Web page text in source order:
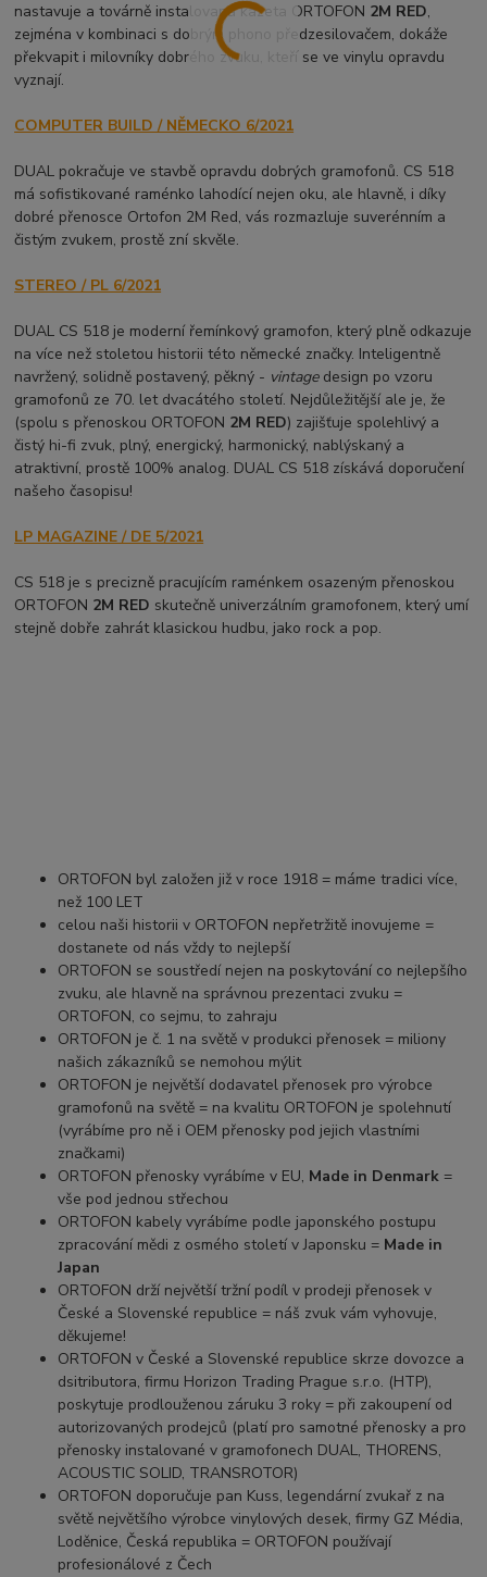
nastavuje a továrně instalovaná kazeta ORTOFON 2M RED,
zejména v kombinaci s dobrým phono předzesilovačem, dokáže
překvapit i milovníky dobrého zvuku, kteří se ve vinylu opravdu
vyznají.
COMPUTER BUILD / NĚMECKO 6/2021
DUAL pokračuje ve stavbě opravdu dobrých gramofonů. CS 518
má sofistikované raménko lahodící nejen oku, ale hlavně, i díky
dobré přenosce Ortofon 2M Red, vás rozmazluje suverénním a
čistým zvukem, prostě zní skvěle.
STEREO / PL 6/2021
DUAL CS 518 je moderní řemínkový gramofon, který plně odkazuje
na více než stoletou historii této německé značky. Inteligentně
navržený, solidně postavený, pěkný - vintagedesign po vzoru
gramofonů ze 70. let dvacátého století. Nejdůležitější ale je, že
(spolu s přenoskou ORTOFON 2M RED) zajišťuje spolehlivý a
čistý hi-fi zvuk, plný, energický, harmonický, nablýskaný a
atraktivní, prostě 100% analog. DUAL CS 518 získává doporučení
našeho časopisu!
LP MAGAZINE / DE 5/2021
CS 518 je s precizně pracujícím raménkem osazeným přenoskou
ORTOFON 2M RED skutečně univerzálním gramofonem, který umí
stejně dobře zahrát klasickou hudbu, jako rock a pop.
ORTOFON byl založen již v roce 1918 = máme tradici více,
než 100 LET
celou naši historii v ORTOFON nepřetržitě inovujeme =
dostanete od nás vždy to nejlepší
ORTOFON se soustředí nejen na poskytování co nejlepšího
zvuku, ale hlavně na správnou prezentaci zvuku =
ORTOFON, co sejmu, to zahraju
ORTOFON je č. 1 na světě v produkci přenosek = miliony
našich zákazníků se nemohou mýlit
ORTOFON je největší dodavatel přenosek pro výrobce
gramofonů na světě = na kvalitu ORTOFON je spolehnutí
(vyrábíme pro ně i OEM přenosky pod jejich vlastními
značkami)
ORTOFON přenosky vyrábíme v EU, Made in Denmark =
vše pod jednou střechou
ORTOFON kabely vyrábíme podle japonského postupu
zpracování mědi z osmého století v Japonsku = Made in
Japan
ORTOFON drží největší tržní podíl v prodeji přenosek v
České a Slovenské republice = náš zvuk vám vyhovuje,
děkujeme!
ORTOFON v České a Slovenské republice skrze dovozce a
dsitributora, firmu Horizon Trading Prague s.r.o. (HTP),
poskytuje prodlouženou záruku 3 roky = při zakoupení od
autorizovaných prodejců (platí pro samotné přenosky a pro
přenosky instalované v gramofonech DUAL, THORENS,
ACOUSTIC SOLID, TRANSROTOR)
ORTOFON doporučuje pan Kuss, legendární zvukař z na
světě největšího výrobce vinylových desek, firmy GZ Média,
Loděnice, Česká republika = ORTOFON používají
profesionálové z Čech